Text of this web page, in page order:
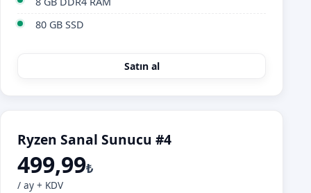
80 GB SSD
Satın al
Ryzen Sanal Sunucu #4
499,99₺
/ ay + KDV